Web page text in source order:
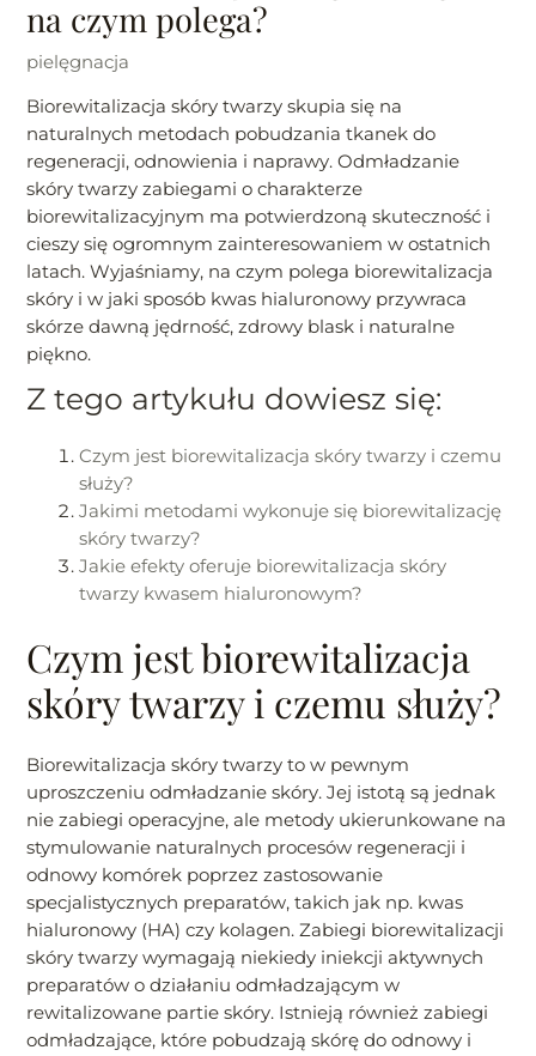
na czym polega?
pielęgnacja
Biorewitalizacja skóry twarzy skupia się na
naturalnych metodach pobudzania tkanek do
regeneracji, odnowienia i naprawy. Odmładzanie
skóry twarzy zabiegami o charakterze
biorewitalizacyjnym ma potwierdzoną skuteczność i
cieszy się ogromnym zainteresowaniem w ostatnich
latach. Wyjaśniamy, na czym polega biorewitalizacja
skóry i w jaki sposób kwas hialuronowy przywraca
skórze dawną jędrność, zdrowy blask i naturalne
piękno.
Z tego artykułu dowiesz się:
Czym jest biorewitalizacja skóry twarzy i czemu
służy?
Jakimi metodami wykonuje się biorewitalizację
skóry twarzy?
Jakie efekty oferuje biorewitalizacja skóry
twarzy kwasem hialuronowym?
Czym jest biorewitalizacja
skóry twarzy i czemu służy?
Biorewitalizacja skóry twarzy to w pewnym
uproszczeniu odmładzanie skóry. Jej istotą są jednak
nie zabiegi operacyjne, ale metody ukierunkowane na
stymulowanie naturalnych procesów regeneracji i
odnowy komórek poprzez zastosowanie
specjalistycznych preparatów, takich jak np. kwas
hialuronowy (HA) czy kolagen. Zabiegi biorewitalizacji
skóry twarzy wymagają niekiedy iniekcji aktywnych
preparatów o działaniu odmładzającym w
rewitalizowane partie skóry. Istnieją również zabiegi
odmładzające, które pobudzają skórę do odnowy i